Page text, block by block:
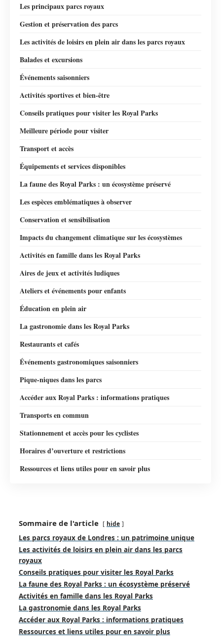
Les principaux parcs royaux
Gestion et préservation des parcs
Les activités de loisirs en plein air dans les parcs royaux
Balades et excursions
Événements saisonniers
Activités sportives et bien-être
Conseils pratiques pour visiter les Royal Parks
Meilleure période pour visiter
Transport et accès
Équipements et services disponibles
La faune des Royal Parks : un écosystème préservé
Les espèces emblématiques à observer
Conservation et sensibilisation
Impacts du changement climatique sur les écosystèmes
Activités en famille dans les Royal Parks
Aires de jeux et activités ludiques
Ateliers et événements pour enfants
Éducation en plein air
La gastronomie dans les Royal Parks
Restaurants et cafés
Événements gastronomiques saisonniers
Pique-niques dans les parcs
Accéder aux Royal Parks : informations pratiques
Transports en commun
Stationnement et accès pour les cyclistes
Horaires d’ouverture et restrictions
Ressources et liens utiles pour en savoir plus
Sommaire de l'article hide
Les parcs royaux de Londres : un patrimoine unique
Les activités de loisirs en plein air dans les parcs
royaux
Conseils pratiques pour visiter les Royal Parks
La faune des Royal Parks : un écosystème préservé
Activités en famille dans les Royal Parks
La gastronomie dans les Royal Parks
Accéder aux Royal Parks : informations pratiques
Ressources et liens utiles pour en savoir plus